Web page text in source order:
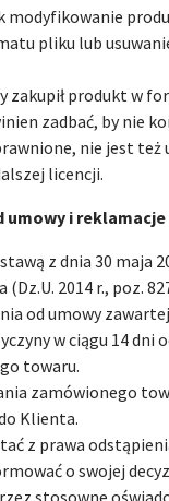
modyfikowanie
pliku lub
zakupił produkt w
zadbać, by nie
nie jest też
licencji.
umowy i reklamacje
z dnia 30 maja
(Dz.U. 2014 r., poz.
od umowy
w ciągu 14 dni
towaru.
zamówionego
Klienta.
z prawa
o swojej
stosowne